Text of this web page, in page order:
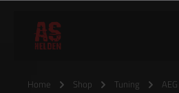
Home Shop Tuning